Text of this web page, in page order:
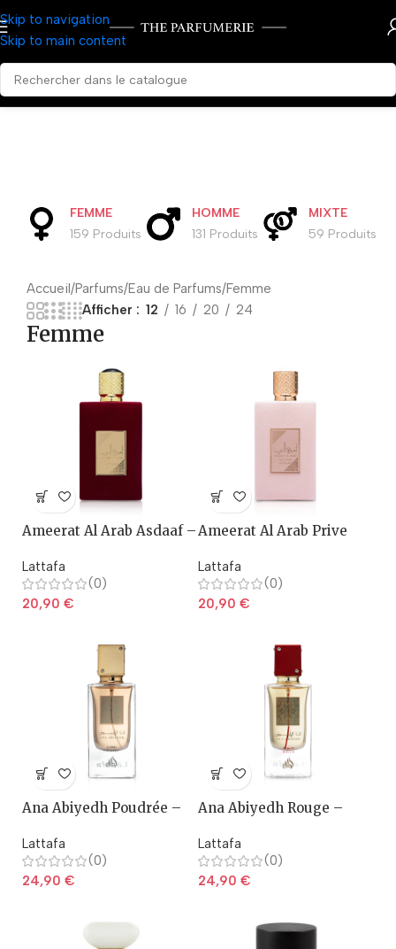
Skip to navigation
Skip to main content
FEMME
159 Produits
HOMME
131 Produits
MIXTE
59 Produits
Accueil Parfums Eau de Parfums Femme
Afficher
12 16 20 24
Femme
Ameerat Al Arab Asdaaf –
Lattafa
(0)
20,90 €
Ameerat Al Arab Prive
Lattafa
(0)
20,90 €
Ana Abiyedh Poudrée –
Lattafa
(0)
24,90 €
Ana Abiyedh Rouge –
Lattafa
(0)
24,90 €